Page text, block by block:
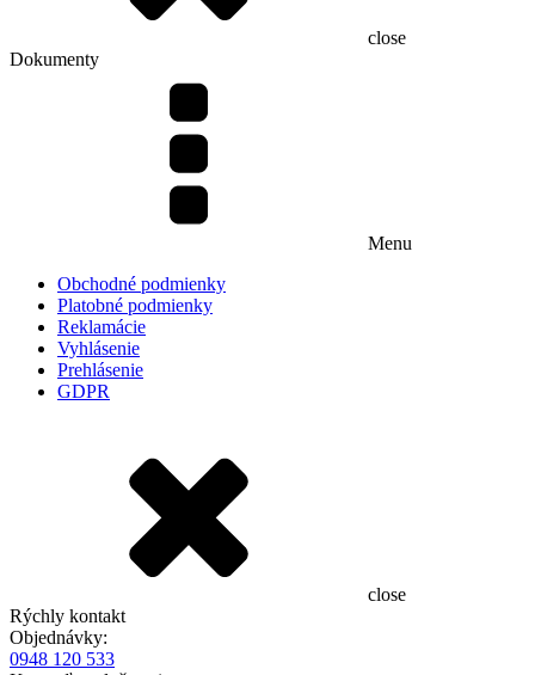
close
Dokumenty
Menu
Obchodné podmienky
Platobné podmienky
Reklamácie
Vyhlásenie
Prehlásenie
GDPR
close
Rýchly kontakt
Objednávky:
0948 120 533